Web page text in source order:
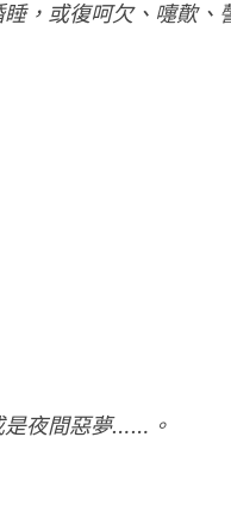
，或復呵欠、嚏歕、
是夜間惡夢……。